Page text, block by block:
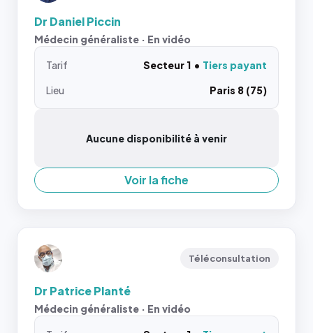
Dr Daniel Piccin
Médecin généraliste · En vidéo
Tarif Secteur 1
Tiers payant
Lieu
Paris 8 (75)
Aucune disponibilité à venir
Voir la fiche
Téléconsultation
Dr Patrice Planté
Médecin généraliste · En vidéo